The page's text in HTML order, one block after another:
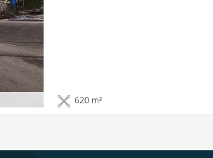
620 m²